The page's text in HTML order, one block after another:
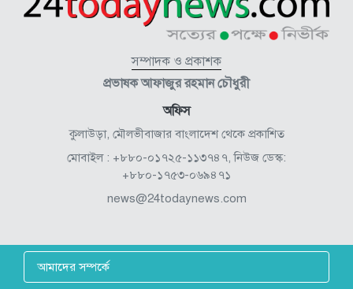
সম্পাদক ও প্রকাশক
প্রভাষক আফাজুর রহমান চৌধুরী
অফিস
কুলাউড়া, মৌলভীবাজার বাংলাদেশ থেকে প্রকাশিত
মোবাইল : +৮৮০-০১৭২৫-১১৩৭৪৭, নিউজ ডেস্ক:
+৮৮০-১৭৫৩-০৬৯৪৭১
news@24todaynews.com
আমাদের সম্পর্কে